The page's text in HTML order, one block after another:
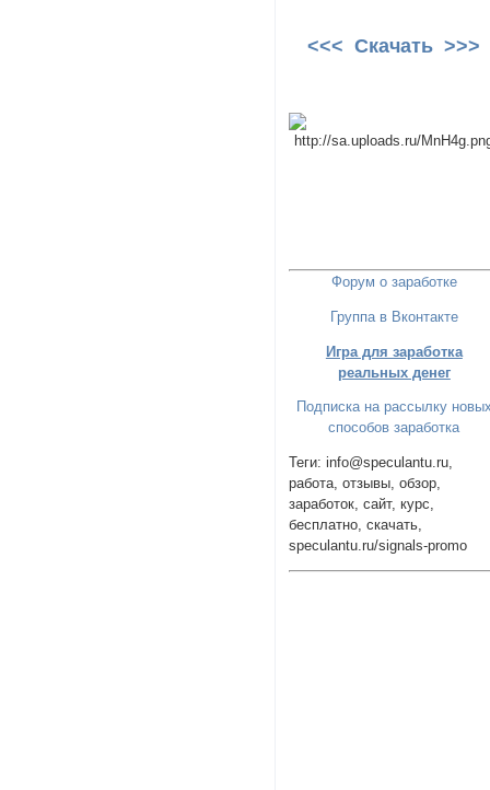
<<< Скачать >>>
Форум о заработке
Группа в Вконтакте
Игра для заработка
реальных денег
Подписка на рассылку
способов заработка
Теги: info@speculantu.ru,
работа, отзывы, обзор,
заработок, сайт, курс,
бесплатно, скачать,
speculantu.ru/signals-promo